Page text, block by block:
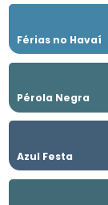
Férias no Havaí
Pérola Negra
Azul Festa